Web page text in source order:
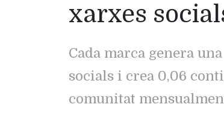
xarxes
Cada marca genera
socials i crea 0,06
comunitat